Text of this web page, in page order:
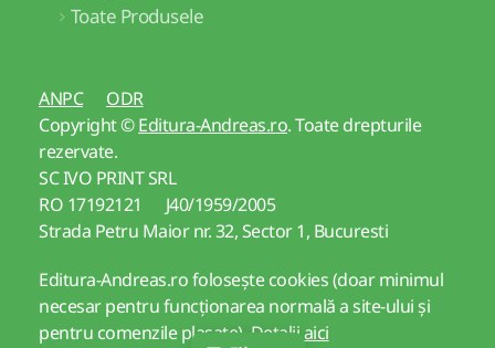
Toate Produsele
ANPC
ODR
Copyright ©Editura-Andreas.ro. Toate drepturile
rezervate.
SC IVO PRINT SRL
RO 17192121 J40/1959/2005
Strada Petru Maior nr. 32, Sector 1, Bucuresti
Editura-Andreas.ro folosește cookies (doar minimul
necesar pentru funcționarea normală a site-ului și
pentru comenzile plasate). Detalii aici